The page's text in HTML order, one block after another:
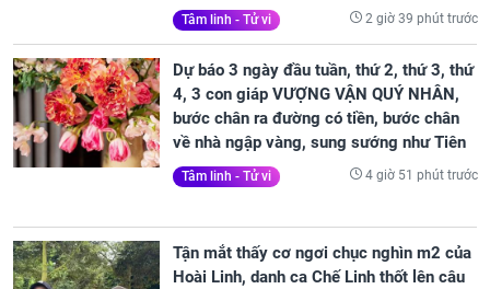
Tâm linh - Tử vi 2 giờ 39 phút trước
Dự báo 3 ngày đầu tuần, thứ 2, thứ 3, thứ
4, 3 con giáp VƯỢNG VẬN QUÝ NHÂN,
bước chân ra đường có tiền, bước chân
về nhà ngập vàng, sung sướng như Tiên
Tâm linh - Tử vi 4 giờ 51 phút trước
Tận mắt thấy cơ ngơi chục nghìn m2 của
Hoài Linh, danh ca Chế Linh thốt lên câu